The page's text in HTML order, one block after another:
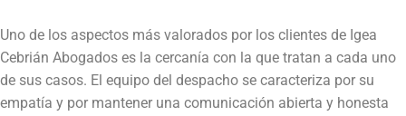
Uno de los aspectos más valorados por los clientes de Igea
Cebrián Abogados es la cercanía con la que tratan a cada uno
de sus casos. El equipo del despacho se caracteriza por su
empatía y por mantener una comunicación abierta y honesta